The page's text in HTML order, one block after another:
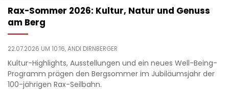
Rax-Sommer 2026: Kultur, Natur und Genuss
am Berg
22.07.2026 UM 10:16,ANDI DIRNBERGER
Kultur-Highlights, Ausstellungen und ein neues Well-Being-
Programm prägen den Bergsommer im Jubiläumsjahr der
100-jährigen Rax-Seilbahn.